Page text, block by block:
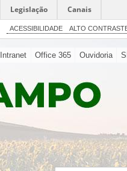
Legislação Canais
ACESSIBILIDADE ALTO
Intranet Office 365 Ouvidoria